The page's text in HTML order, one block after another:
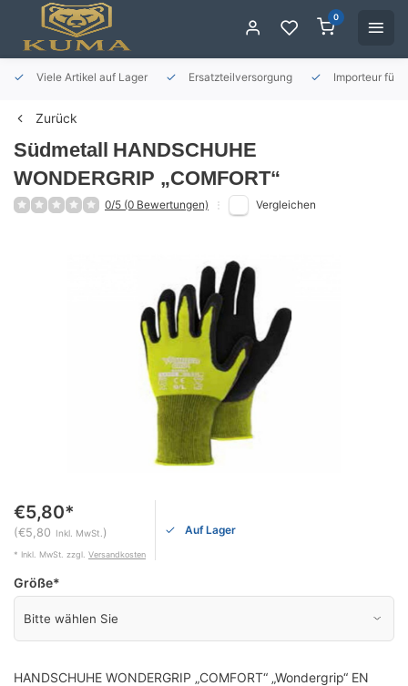
0
Viele Artikel auf Lager Ersatzteilversorgung Importeur für
Zurück
Südmetall HANDSCHUHE
WONDERGRIP „COMFORT“
0/5 (0 Bewertungen) Vergleichen
€5,80*
(€5,80 Inkl. MwSt. )
* Inkl. MwSt. zzgl. Versandkosten
Auf Lager
Größe*
HANDSCHUHE WONDERGRIP „COMFORT“ „Wondergrip“ EN